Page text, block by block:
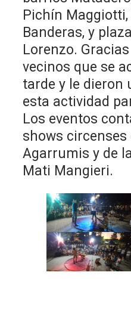
Pichín Maggiotti,
Banderas, y
Lorenzo.
vecinos que se
tarde y le dieron
esta actividad
Los eventos
shows
Agarrumis y de
Mati Mangieri.